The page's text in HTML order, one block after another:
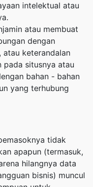
intelektual atau
atau membuat
dengan
atau keterandalan
pada situsnya atau
bahan - bahan
yang terhubung
tidak
apapun (termasuk,
hilangnya data
bisnis) muncul